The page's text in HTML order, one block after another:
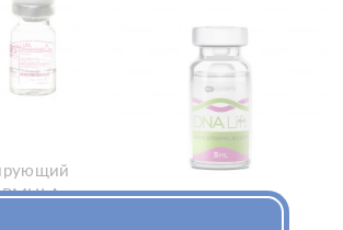
2мл